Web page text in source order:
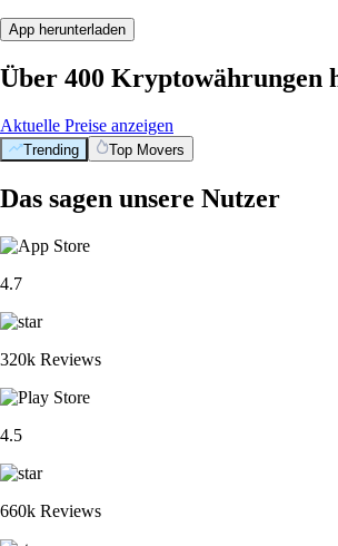
App herunterladen
Über 400 Kryptowährungen
Aktuelle Preise anzeigen
Trending Top Movers
Das sagen unsere Nutzer
4.7
320k Reviews
4.5
660k Reviews